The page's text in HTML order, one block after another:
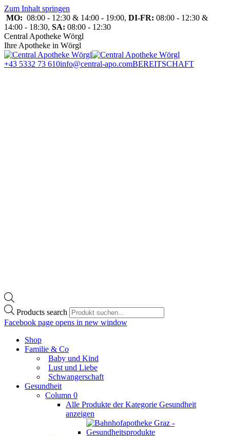
Zum Inhalt springen
MO: 08:00 - 12:30 & 14:00 - 19:00, DI-FR: 08:00 - 12:30 &
14:00 - 18:30, SA: 08:00 - 12:30
Central Apotheke Wörgl
Ihre Apotheke in Wörgl
+43 5332 73 610info@central-apo.comBEREITSCHAFT
Products search
Facebook page opens in new window
Shop
Familie & Co
Baby und Kind
Lust und Liebe
Schwangerschaft
Gesundheit
Column 0
Alle Produkte der Kategorie Gesundheit
anzeigen